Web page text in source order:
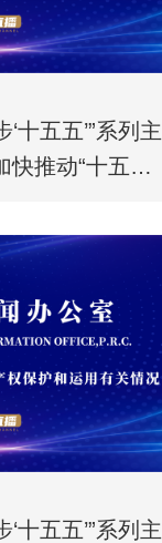
十五五’”系列主
快推动“十五
十五五’”系列主